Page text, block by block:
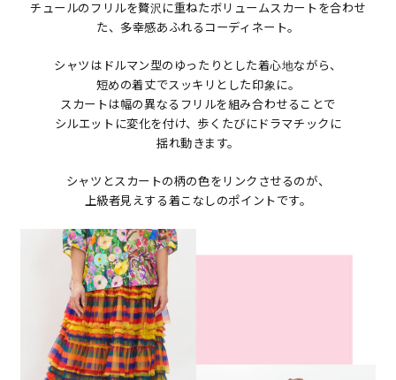
チュールのフリルを贅沢に重ねたボリュームスカートを合わせ
た、多幸感あふれるコーディネート。
シャツはドルマン型のゆったりとした着心地ながら、
短めの着丈でスッキリとした印象に。
スカートは幅の異なるフリルを組み合わせることで
シルエットに変化を付け、歩くたびにドラマチックに
揺れ動きます。
シャツとスカートの柄の色をリンクさせるのが、
上級者見えする着こなしのポイントです。